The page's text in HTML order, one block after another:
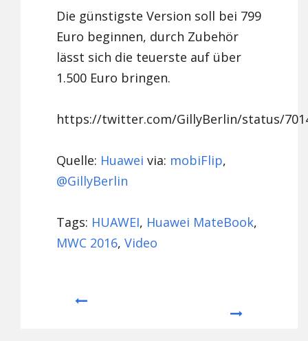
Die günstigste Version soll bei 799
Euro beginnen, durch Zubehör
lässt sich die teuerste auf über
1.500 Euro bringen.
https://twitter.com/GillyBerlin/status/
Quelle: Huawei via: mobiFlip,
@GillyBerlin
Tags: HUAWEI, Huawei MateBook,
MWC 2016,Video